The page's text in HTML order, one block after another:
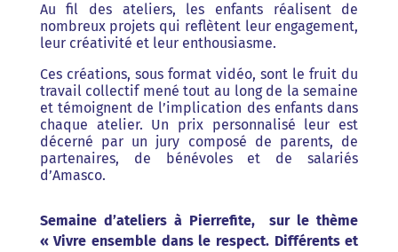
Au fil des ateliers, les enfants réalisent de
nombreux projets qui reflètent leur engagement,
leur créativité et leur enthousiasme.
Ces créations, sous format vidéo,sont le fruit du
travail collectif mené tout au long de la semaine
et témoignent de l’implication des enfants dans
chaque atelier. Un prix personnalisé leur est
décerné par un jury composé de parents, de
partenaires, de bénévoles et de salariés
d’Amasco.
Semaine d’ateliers à Pierrefite, sur le thème
« Vivre ensemble dans le respect. Différents et